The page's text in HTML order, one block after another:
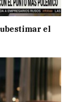
el